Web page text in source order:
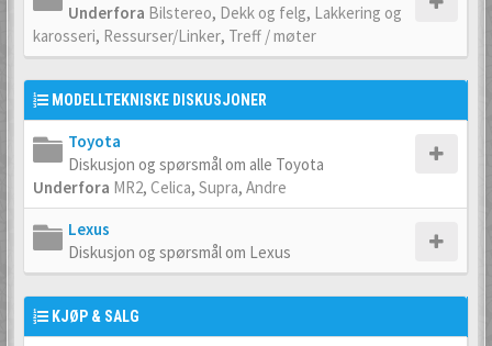
Underfora Bilstereo, Dekk og felg, Lakkering og
karosseri, Ressurser/Linker, Treff / møter
MODELLTEKNISKE DISKUSJONER
Toyota
Diskusjon og spørsmål om alle Toyota
Underfora MR2, Celica, Supra, Andre
Lexus
Diskusjon og spørsmål om Lexus
KJØP & SALG